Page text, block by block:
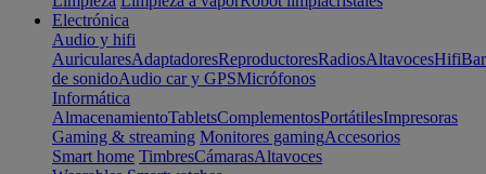
Electrónica
Audio y hifi
AuricularesAdaptadoresReproductoresRadiosAltavocesHifi
de sonidoAudio car y GPSMicrófonos
Informática
AlmacenamientoTabletsComplementosPortátilesImpresoras
Gaming & streaming Monitores gamingAccesorios
Smart home TimbresCámarasAltavoces